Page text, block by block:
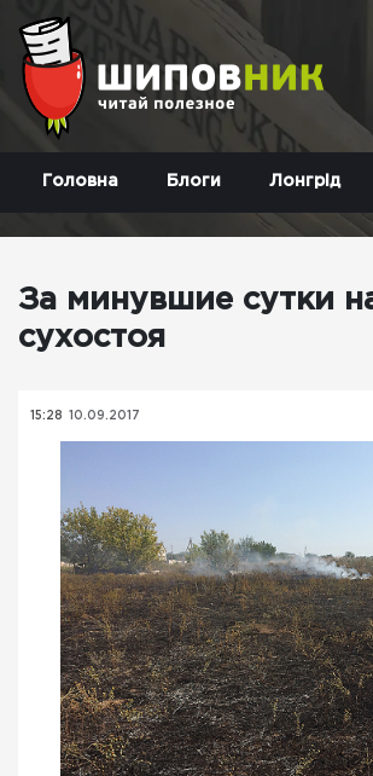
Головна Блоги Лонгрід
За минувшие сутки
сухостоя
15:28 10.09.2017